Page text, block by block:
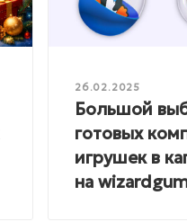
26.02.2025
Большой
готовых
игрушек в
на